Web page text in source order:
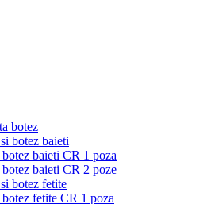
botez
botez baieti
baieti CR 1 poza
baieti CR 2 poze
botez fetite
fetite CR 1 poza